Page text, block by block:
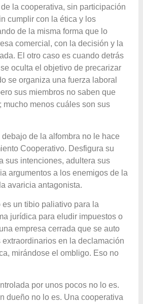
la cooperativa, sin participación
cumplir con la ética y los
de la misma forma que lo
comercial, con la decisión y la
El otro caso es cuando detrás
oculta el objetivo de precarizar
se organiza una fuerza laboral
sus miembros no saben que
mucho menos cuáles son sus
de la alfombra no le hace
Cooperativo. Desfigura su
sus intenciones, adultera sus
argumentos a los enemigos de la
avaricia antagonista.
un tibio paliativo para la
jurídica para eludir impuestos o
empresa cerrada que se auto
en la declamación
mirándose el ombligo. Eso no
por unos pocos no lo es.
dueño no lo es. Una cooperativa